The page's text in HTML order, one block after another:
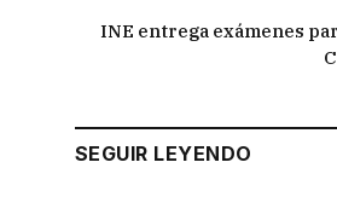
INE entrega exámenes
SEGUIR LEYENDO